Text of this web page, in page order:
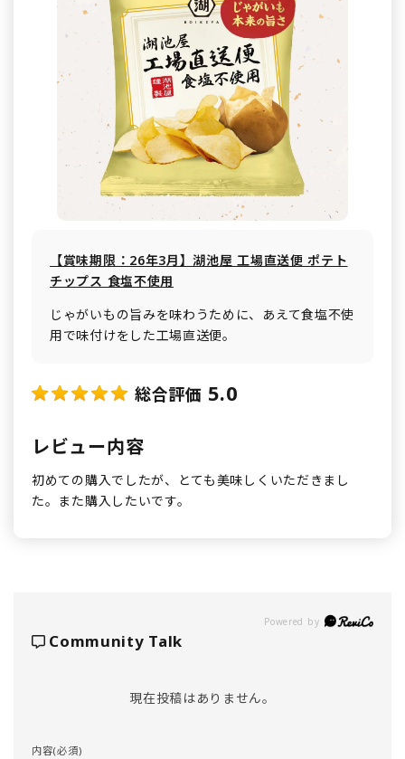
【賞味期限：26年3月】湖池屋 工場直送便 ポテト
チップス 食塩不使用
じゃがいもの旨みを味わうために、あえて食塩不使
用で味付けをした工場直送便。
総合評価 5.0
レビュー内容
初めての購入でしたが、とても美味しくいただきまし
た。また購入したいです。
Powered by
Community Talk
現在投稿はありません。
内容(必須)